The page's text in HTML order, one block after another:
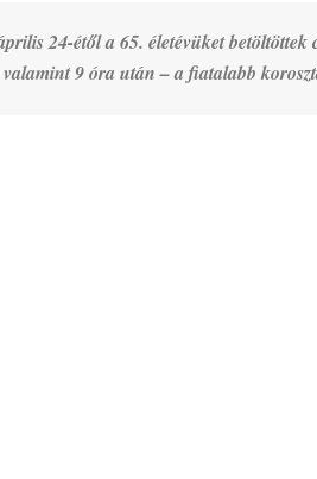
24-étől a 65. életévüket
9 óra után – a fiatalabb